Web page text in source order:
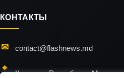
КОНТАКТЫ
contact@flashnews.md
Кишинэу, Республика Молдова